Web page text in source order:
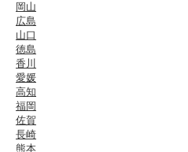
岡山
広島
山口
徳島
香川
愛媛
高知
福岡
佐賀
長崎
熊本